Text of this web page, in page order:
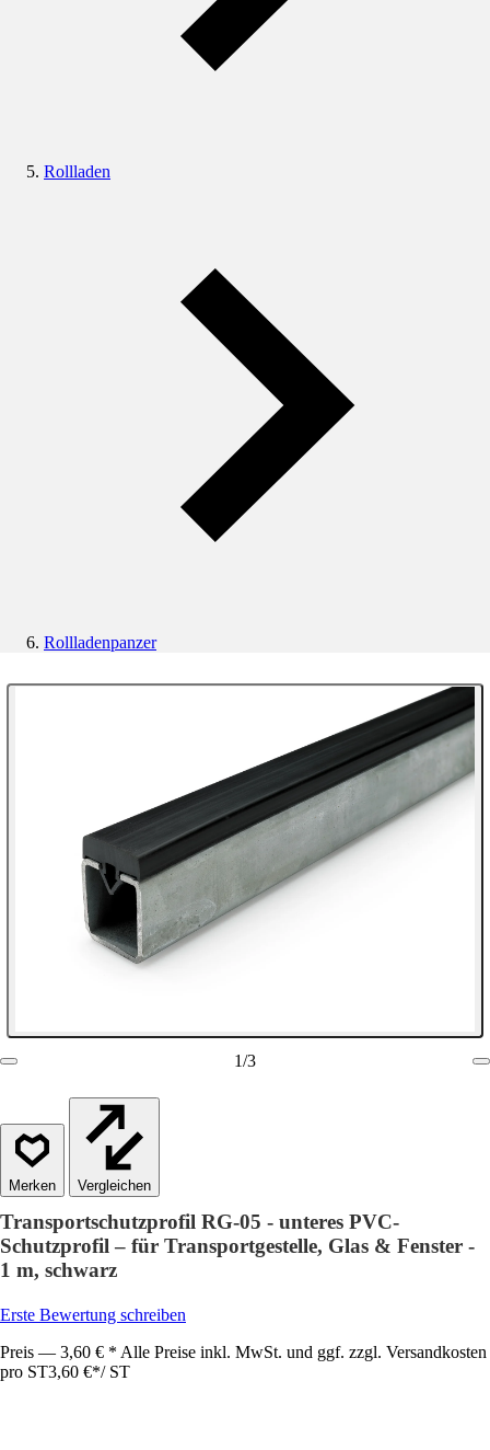
Rollladen
Rollladenpanzer
1/3
Vergleichen
Transportschutzprofil RG-05 - unteres PVC-
Schutzprofil – für Transportgestelle, Glas & Fenster -
1 m, schwarz
Erste Bewertung schreiben
Preis — 3,60 € * Alle Preise inkl. MwSt. und ggf. zzgl. Versandkosten
pro ST3,60 €*/ ST